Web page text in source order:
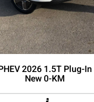
2026 1.5T Plug-
New 0-KM